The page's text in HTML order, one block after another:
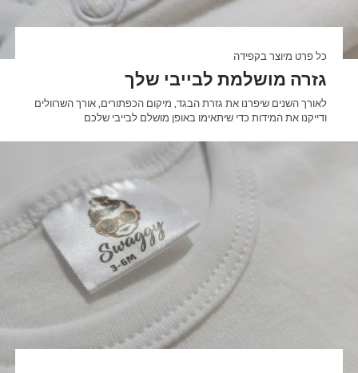
כל פרט מיוצר בקפידה
גזרה מושלמת לבייבי שלך
לאורך השנים שיפרנו את גזרת הבגד, מיקום הכפתורים, אורך השרוולים
ודייקנו את המידות כדי שיתאימו באופן מושלם לבייבי שלכם